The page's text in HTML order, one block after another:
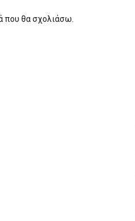
που θα σχολιάσω.